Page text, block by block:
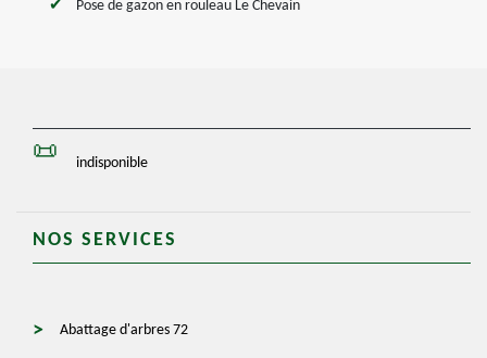
Pose de gazon en rouleau Le Chevain
indisponible
NOS SERVICES
Abattage d'arbres 72